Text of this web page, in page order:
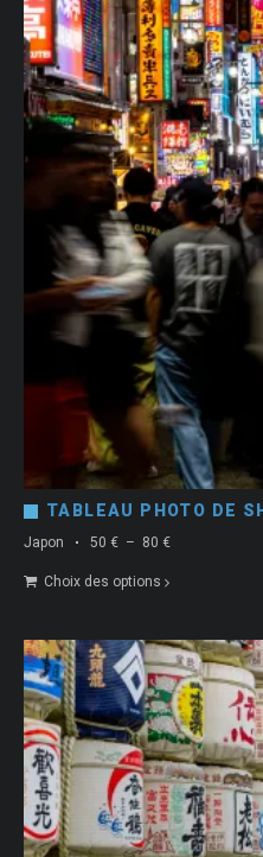
TABLEAU PHOTO DE
Japon
Choix des options
50 € – 80 €Plage
80 €